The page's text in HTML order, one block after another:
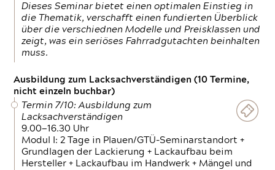
Dieses Seminar bietet einen optimalen Einstieg in
die Thematik, verschafft einen fundierten Überblick
über die verschiednen Modelle und Preisklassen und
zeigt, was ein seriöses Fahrradgutachten beinhalten
muss.
Ausbildung zum Lacksachverständigen (10 Termine,
nicht einzeln buchbar)
Termin 7/10: Ausbildung zum
Lacksachverständigen
9.00—16.30 Uhr
Modul I: 2 Tage in Plauen/GTÜ-Seminarstandort +
Grundlagen der Lackierung + Lackaufbau beim
Hersteller + Lackaufbau im Handwerk + Mängel und